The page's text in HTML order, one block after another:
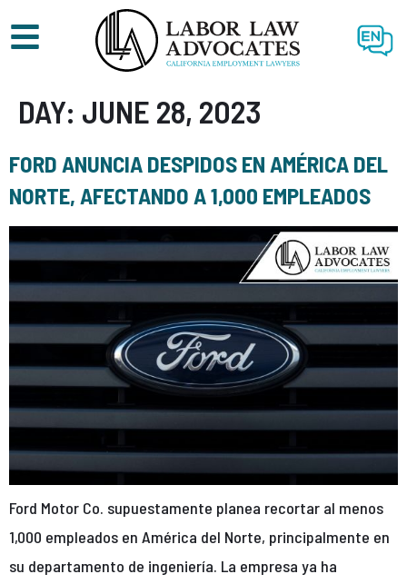
EN
DAY: JUNE 28, 2023
FORD ANUNCIA DESPIDOS EN AMÉRICA DEL
NORTE, AFECTANDO A 1,000 EMPLEADOS
Ford Motor Co. supuestamente planea recortar al menos
1,000 empleados en América del Norte, principalmente en
su departamento de ingeniería. La empresa ya ha